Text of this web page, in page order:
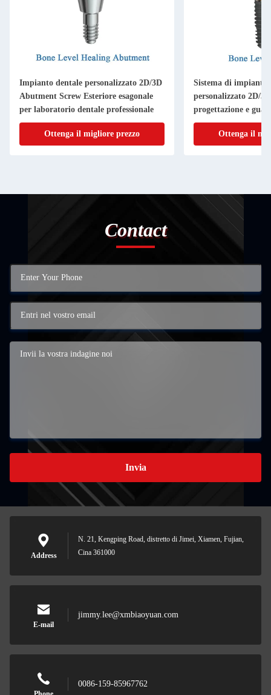
Impianto dentale personalizzato 2D/3D
Abutment Screw Esteriore esagonale
per laboratorio dentale professionale
Ottenga il migliore prezzo
Sistema di impianti
personalizzato 2D/
progettazione e
dentale
Ottenga il
Contact
Invia
Address
N. 21, Kengping Road, distretto di Jimei, Xiamen, Fujian,
Cina 361000
E-mail
jimmy.lee@xmbiaoyuan.com
0086-159-85967762